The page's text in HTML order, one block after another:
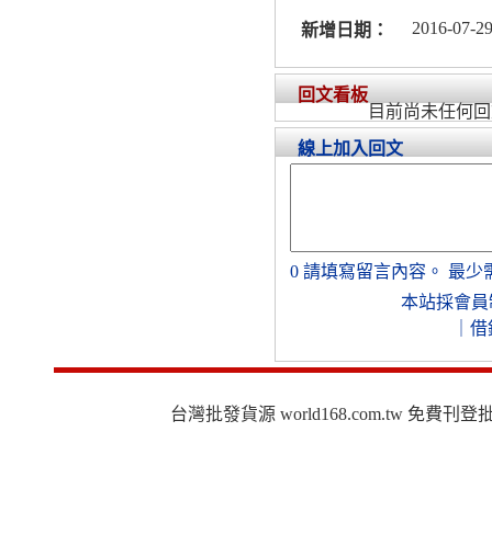
新增日期： 2016-07-
回文看板
目前尚未任何
線上加入回文
0 請填寫留言內容。 最少
本站採會員
借
台灣批發貨源 world168.com.tw 免費刊登